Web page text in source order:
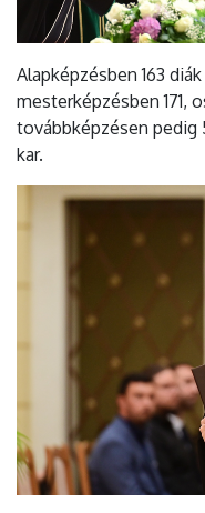
Alapképzésben 163
mesterképzésben 171,
továbbképzésen
kar.